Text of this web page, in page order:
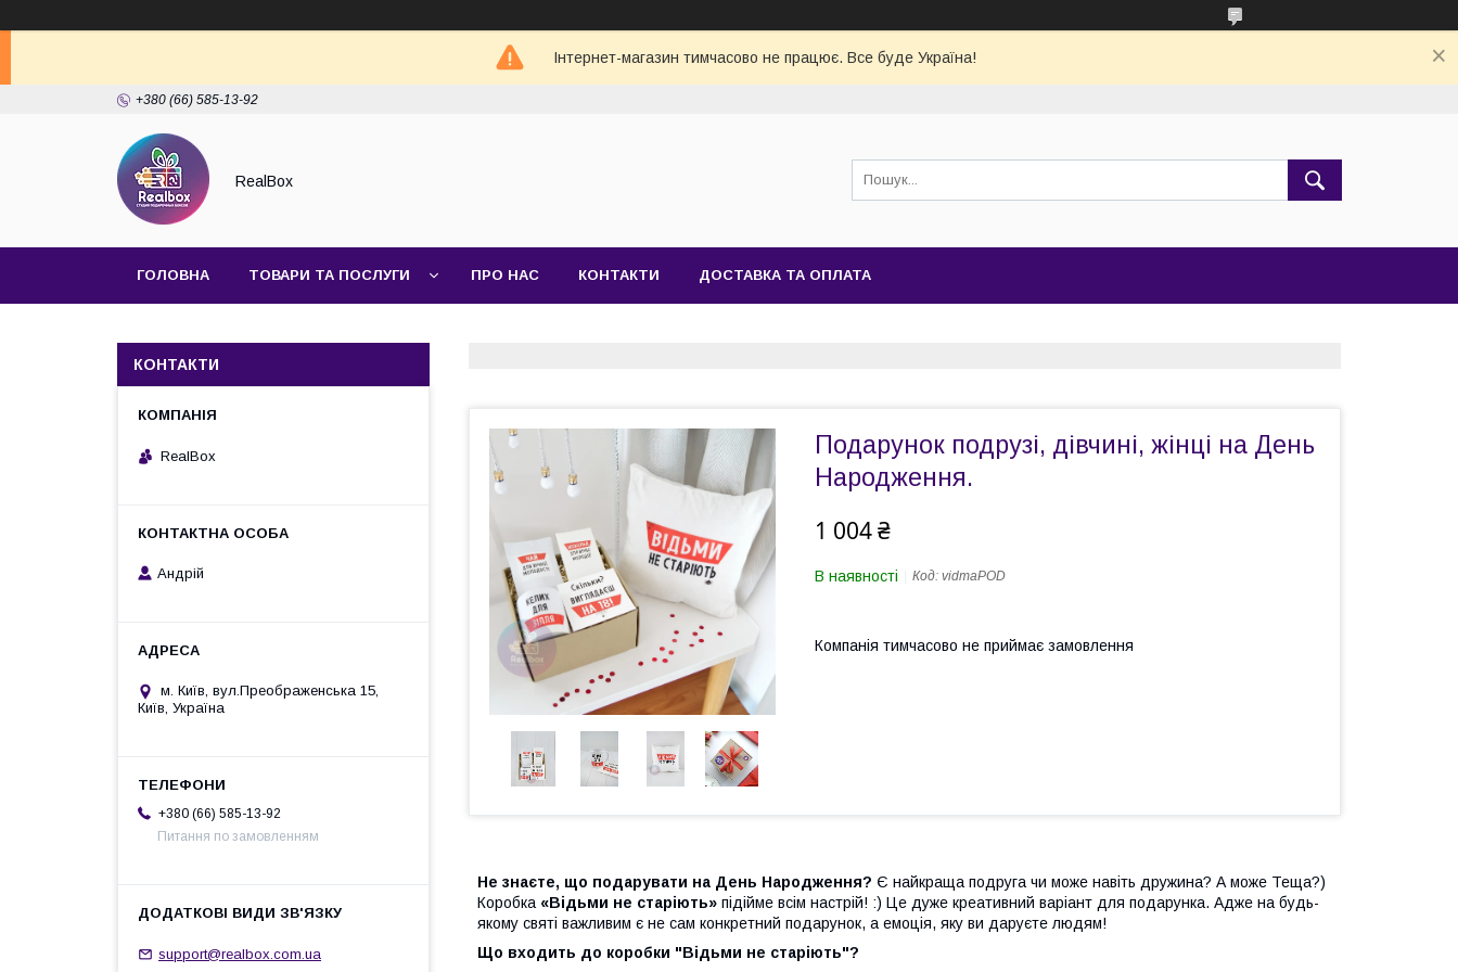
Інтернет-магазин тимчасово не працює. Все буде Україна!
+380 (66) 585-13-92
RealBox
ГОЛОВНА ТОВАРИ ТА ПОСЛУГИ ПРО НАС КОНТАКТИ ДОСТАВКА ТА ОПЛАТА
Подарунок подрузі, дівчині, жінці на День
Народження.
1 004 ₴
В наявності Код: vidmaPOD
Компанія тимчасово не приймає замовлення
Не знаєте, що подарувати на День Народження? Є найкраща подруга чи може навіть дружина? А може Теща?)
Коробка «Відьми не старіють» підійме всім настрій! :) Це дуже креативний варіант для подарунка. Адже на будь-
якому святі важливим є не сам конкретний подарунок, а емоція, яку ви даруєте людям!
Що входить до коробки "Відьми не старіють"?
КОНТАКТИ
RealBox
Андрій
м. Київ, вул.Преображенська 15,
Київ, Україна
+380 (66) 585-13-92
Питання по замовленням
support@realbox.com.ua